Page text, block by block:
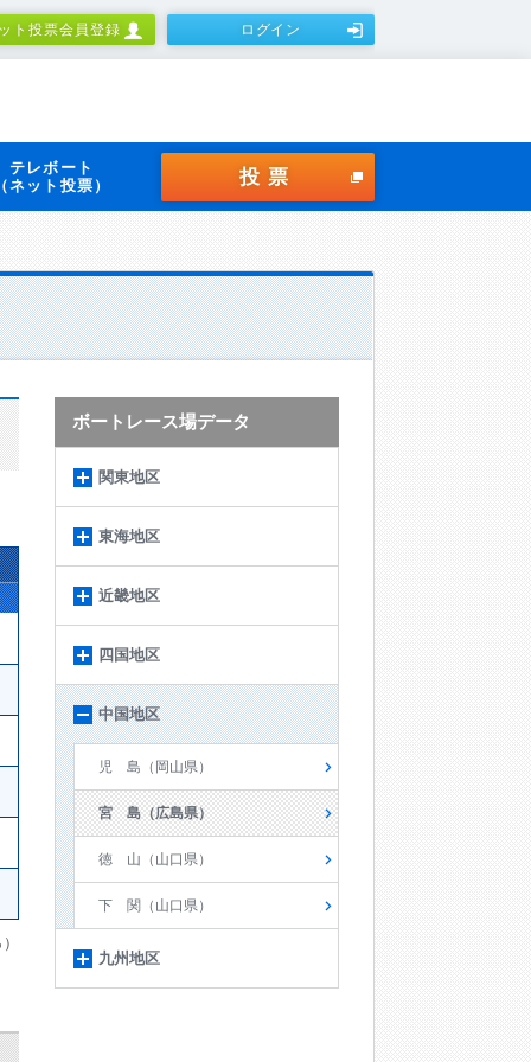
ト投票会員登録 ログイン
テレボート
ネット投票）
投票
ボートレース場データ
関東地区
東海地区
近畿地区
四国地区
中国地区
児 島（岡山県）
宮 島（広島県）
徳 山（山口県）
下 関（山口県）
九州地区